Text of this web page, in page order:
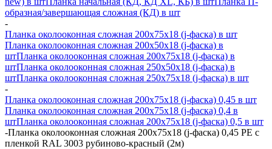
образная/завершающая сложная (КД) в шт
-
Планка околооконная сложная 200х75х18 (j-фаска) в шт
Планка околооконная сложная 200х50х18 (j-фаска) в
штПланка околооконная сложная 200х75х18 (j-фаска) в
штПланка околооконная сложная 250х50х18 (j-фаска) в
штПланка околооконная сложная 250х75х18 (j-фаска) в шт
-
Планка околооконная сложная 200х75х18 (j-фаска) 0,45 в шт
Планка околооконная сложная 200х75х18 (j-фаска) 0,4 в
штПланка околооконная сложная 200х75х18 (j-фаска) 0,5 в шт
-Планка околооконная сложная 200х75х18 (j-фаска) 0,45 PE с
пленкой RAL 3003 рубиново-красный (2м)